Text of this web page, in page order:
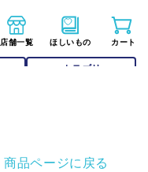
カテゴリー
店舗一覧 ほしいもの カート
商品ページに戻る